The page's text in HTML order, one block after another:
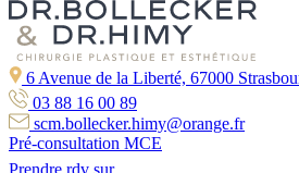
6 Avenue de la Liberté, 67000
03 88 16 00 89
scm.bollecker.himy@orange.fr
Pré-consultation MCE
Prendre rdv sur